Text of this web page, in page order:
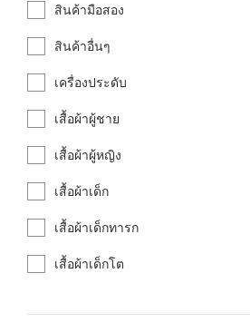
สินค้ามือสอง
สินค้าอื่นๆ
เครื่องประดับ
เสื้อผ้าผู้ชาย
เสื้อผ้าผู้หญิง
เสื้อผ้าเด็ก
เสื้อผ้าเด็กทารก
เสื้อผ้าเด็กโต